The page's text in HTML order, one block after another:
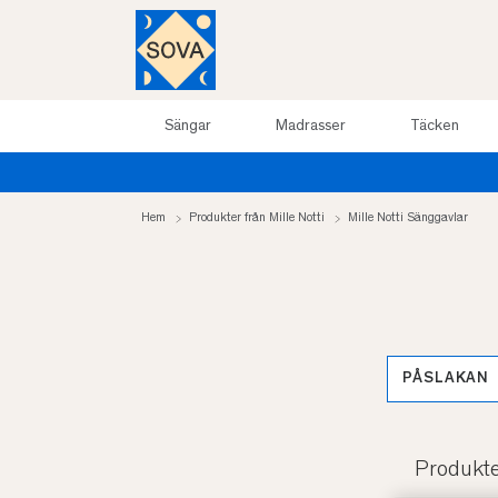
Sängar Madrasser Täcken
Hem Produkter från Mille Notti Mille Notti Sänggavlar
PÅSLAKAN